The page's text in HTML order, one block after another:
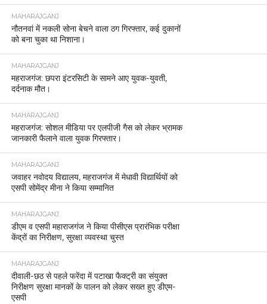
MAHARAJGANJ
नौतनवां में नकली सोना बेचने वाला ठग गिरफ्तार, कई दुकानों
को बना चुका था निशाना।
MAHARAJGANJ
महराजगंज: छपरा इंटरसिटी के सामने आए युवक-युवती,
दर्दनाक मौत।
MAHARAJGANJ
महराजगंज: सोशल मीडिया पर एलपीजी गैस को लेकर भ्रामक
जानकारी फैलाने वाला युवक गिरफ्तार।
MAHARAJGANJ
जवाहर नवोदय विद्यालय, महराजगंज में मेधावी विद्यार्थियों को
एसपी सोमेंद्र मीना ने किया सम्मानित
MAHARAJGANJ
डीएम व एसपी महाराजगंज ने किया पीसीएस प्रारंभिक परीक्षा
केंद्रों का निरीक्षण, सुरक्षा व्यवस्था चुस्त
MAHARAJGANJ
दीवाली-छठ से पहले फरेंदा में पटाखा फैक्ट्री का संयुक्त
निरीक्षण सुरक्षा मानकों के पालन को लेकर सख्त हुए डीएम-
एसपी